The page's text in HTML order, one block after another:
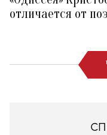
отличается от